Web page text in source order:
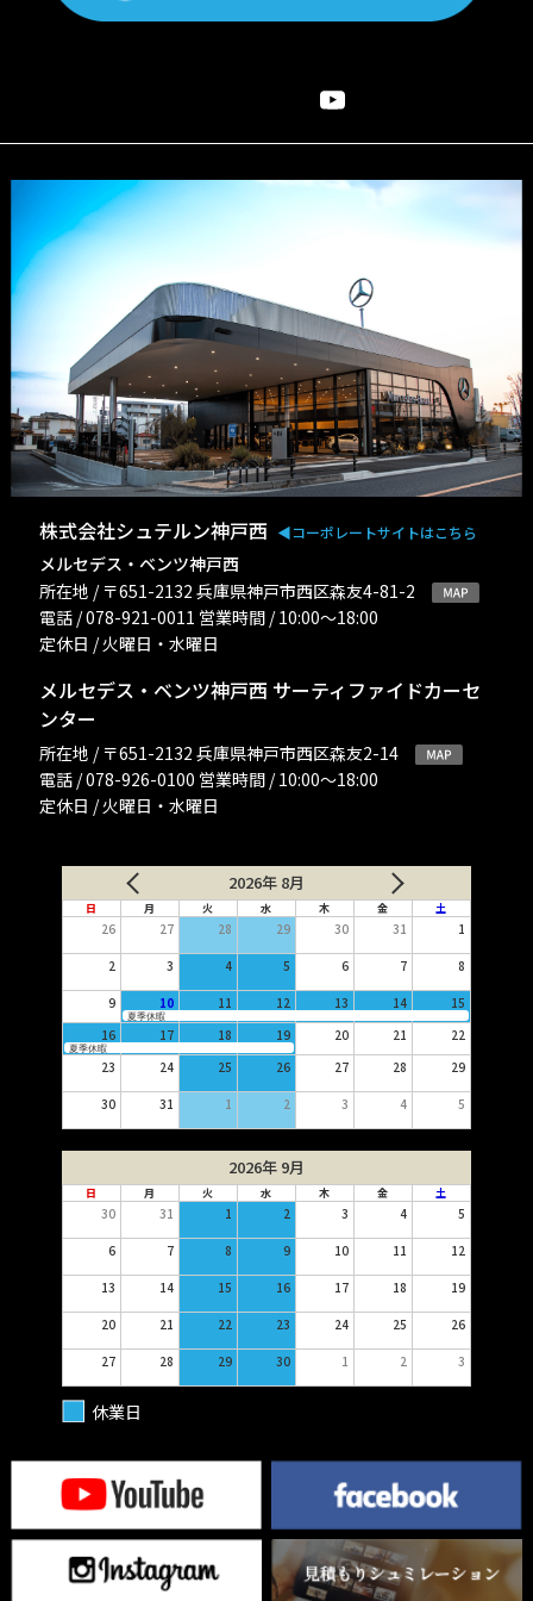
株式会社シュテルン神戸西 ◀︎コーポレートサイトはこちら
メルセデス・ベンツ神戸西
所在地 / 〒651-2132 兵庫県神戸市西区森友4-81-2
電話 / 078-921-0011 営業時間 / 10:00〜18:00
定休日 / 火曜日・水曜日
メルセデス・ベンツ神戸西 サーティファイドカーセ
ンター
所在地 / 〒651-2132 兵庫県神戸市西区森友2-14
電話 / 078-926-0100 営業時間 / 10:00〜18:00
定休日 / 火曜日・水曜日
2026年 8月
日 月 火 水 木 金 土
26 27 28 29 30 31 1
2 3 4 5 6 7 8
9 10 11 12 13 14 15
夏季休暇
16 17 18 19 20 21 22
夏季休暇
23 24 25 26 27 28 29
30 31 1 2 3 4 5
2026年 9月
日 月 火 水 木 金 土
30 31 1 2 3 4 5
6 7 8 9 10 11 12
13 14 15 16 17 18 19
20 21 22 23 24 25 26
27 28 29 30 1 2 3
休業日